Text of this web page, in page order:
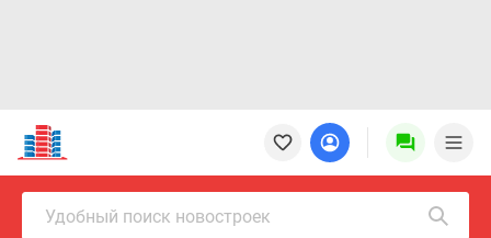
Новостройки
Квартиры
Ипотека
Новостройки
МосквыУдобный поиск новостроек